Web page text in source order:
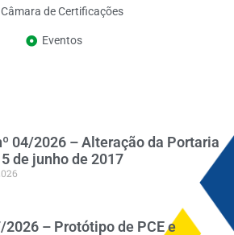
Câmara de Certificações
Eventos
04/2026 – Alteração da Portaria
5 de junho de 2017
– Protótipo de PCE e